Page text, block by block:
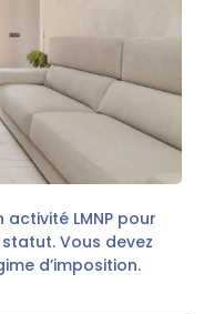
LMNP pour
Vous devez
d’imposition.